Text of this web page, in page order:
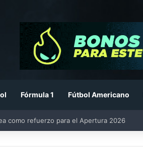
Fórmula 1 Fútbol Americano